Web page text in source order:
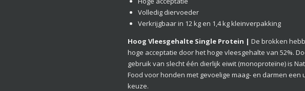
Volledig diervoeder
Verkrijgbaar in 12 kg en 1,4 kg kleinverpakking
Hoog Vleesgehalte Single Protein | De brokken
hoge acceptatie door het hoge vleesgehalte van 52%.
gebruik van slecht één dierlijk eiwit (monoproteïne) is
Food voor honden met gevoelige maag- en darmen een
keuze.